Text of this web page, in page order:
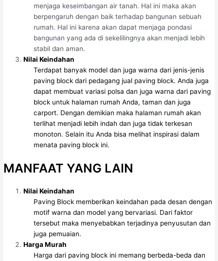
menjaga keseimbangan air tanah. Hal ini maka akan
berpengaruh dengan baik terhadap bangunan sebuah
rumah. Hal ini karena akan dapat menjaga pondasi
bangunan yang ada di sekelilingnya akan menjadi lebih
stabil dan aman.
Nilai Keindahan
Terdapat banyak model dan juga warna dari jenis-jenis
paving block dari pedagang jual paving block. Anda juga
dapat membuat variasi polsa dan juga warna dari paving
block untuk halaman rumah Anda, taman dan juga
carport. Dengan demikian maka halaman rumah akan
terlihat menjadi lebih indah dan juga tidak terkesan
monoton. Selain itu Anda bisa melihat inspirasi dalam
menata paving block ini.
MANFAAT YANG LAIN
Nilai Keindahan
Paving Block memberikan keindahan pada desan dengan
motif warna dan model yang bervariasi. Dari faktor
tersebut maka menyebabkan terjadinya penyusutan dan
juga pemuaian.
Harga Murah
Harga dari paving block ini memang berbeda-beda dan